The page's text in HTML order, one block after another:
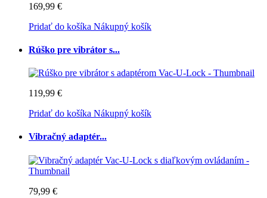
169,99 €
Pridať do košíka Nákupný košík
Rúško pre vibrátor s...
119,99 €
Pridať do košíka Nákupný košík
Vibračný adaptér...
79,99 €